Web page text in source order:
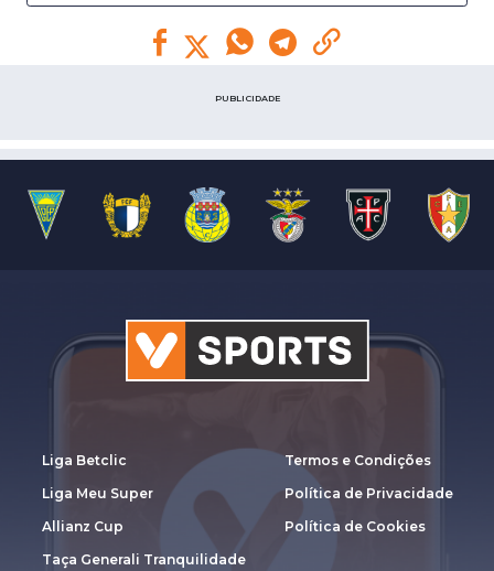
PUBLICIDADE
Liga Betclic
Liga Meu Super
Allianz Cup
Taça Generali Tranquilidade
Termos e Condições
Política de Privacidade
Política de Cookies